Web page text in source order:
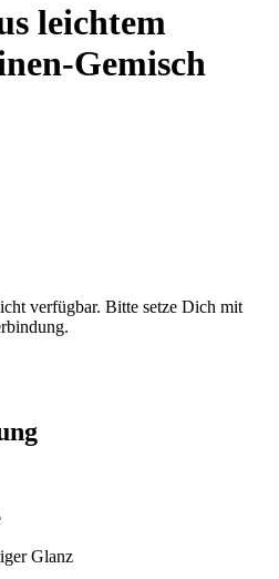
leichtem
Gemisch
verfügbar. Bitte setze Dich mit
Glanz